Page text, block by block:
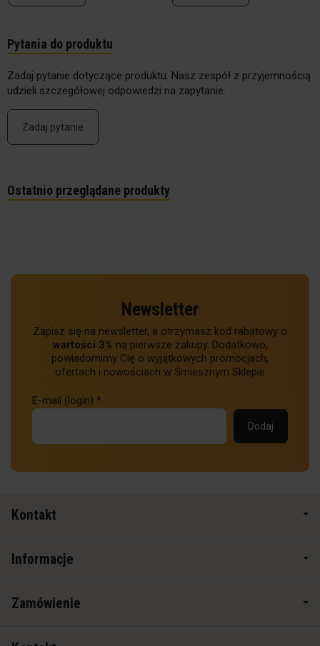
Pytania do produktu
Zadaj pytanie dotyczące produktu. Nasz zespół z przyjemnością
udzieli szczegółowej odpowiedzi na zapytanie.
Zadaj pytanie
Ostatnio przeglądane produkty
Newsletter
Zapisz się na newsletter, a otrzymasz kod rabatowy o
wartości 3% na pierwsze zakupy. Dodatkowo,
powiadomimy Cię o wyjątkowych promocjach,
ofertach i nowościach w Śmiesznym Sklepie
E-mail (login) *
Kontakt
Informacje
Zamówienie